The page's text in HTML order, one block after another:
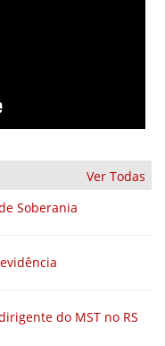
Ver Todas
Soberania
do MST no RS